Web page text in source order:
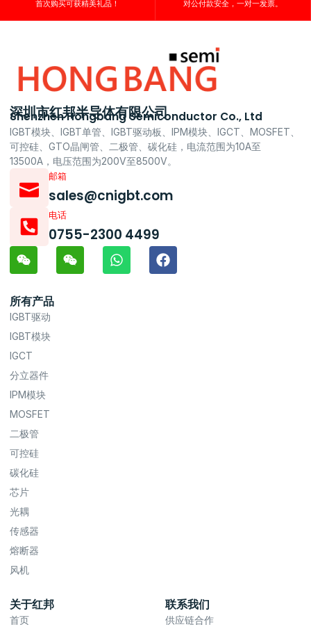
首次购买可获精美礼品！ 对公付款安全，一对一发票。
深圳市红邦半导体有限公司
Shenzhen Hongbang Semiconductor Co., Ltd
IGBT模块、IGBT单管、IGBT驱动板、IPM模块、IGCT、MOSFET、
可控硅、GTO晶闸管、二极管、碳化硅，电流范围为10A至
13500A，电压范围为200V至8500V。
邮箱
sales@cnigbt.com
电话
0755-2300 4499
所有产品
IGBT驱动
IGBT模块
IGCT
分立器件
IPM模块
MOSFET
二极管
可控硅
碳化硅
芯片
光耦
传感器
熔断器
风机
关于红邦
首页
联系我们
供应链合作